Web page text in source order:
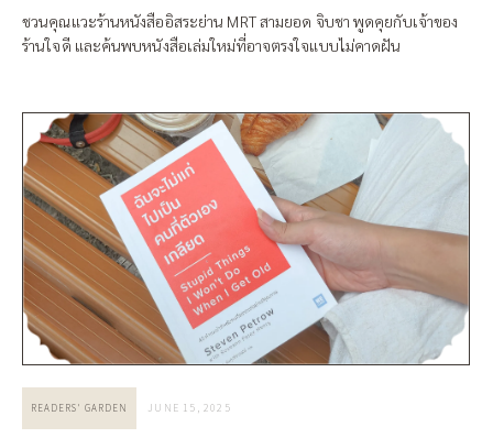
ชวนคุณแวะร้านหนังสืออิสระย่าน MRT สามยอด จิบชา พูดคุยกับเจ้าของ
ร้านใจดี และค้นพบหนังสือเล่มใหม่ที่อาจตรงใจแบบไม่คาดฝัน
READERS' GARDEN JUNE 15, 2025